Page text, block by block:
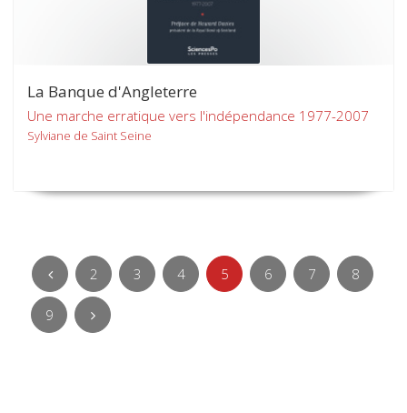
La Banque d'Angleterre
Une marche erratique vers l'indépendance 1977-2007
Sylviane de Saint Seine
2 3 4 5 6 7 8
9